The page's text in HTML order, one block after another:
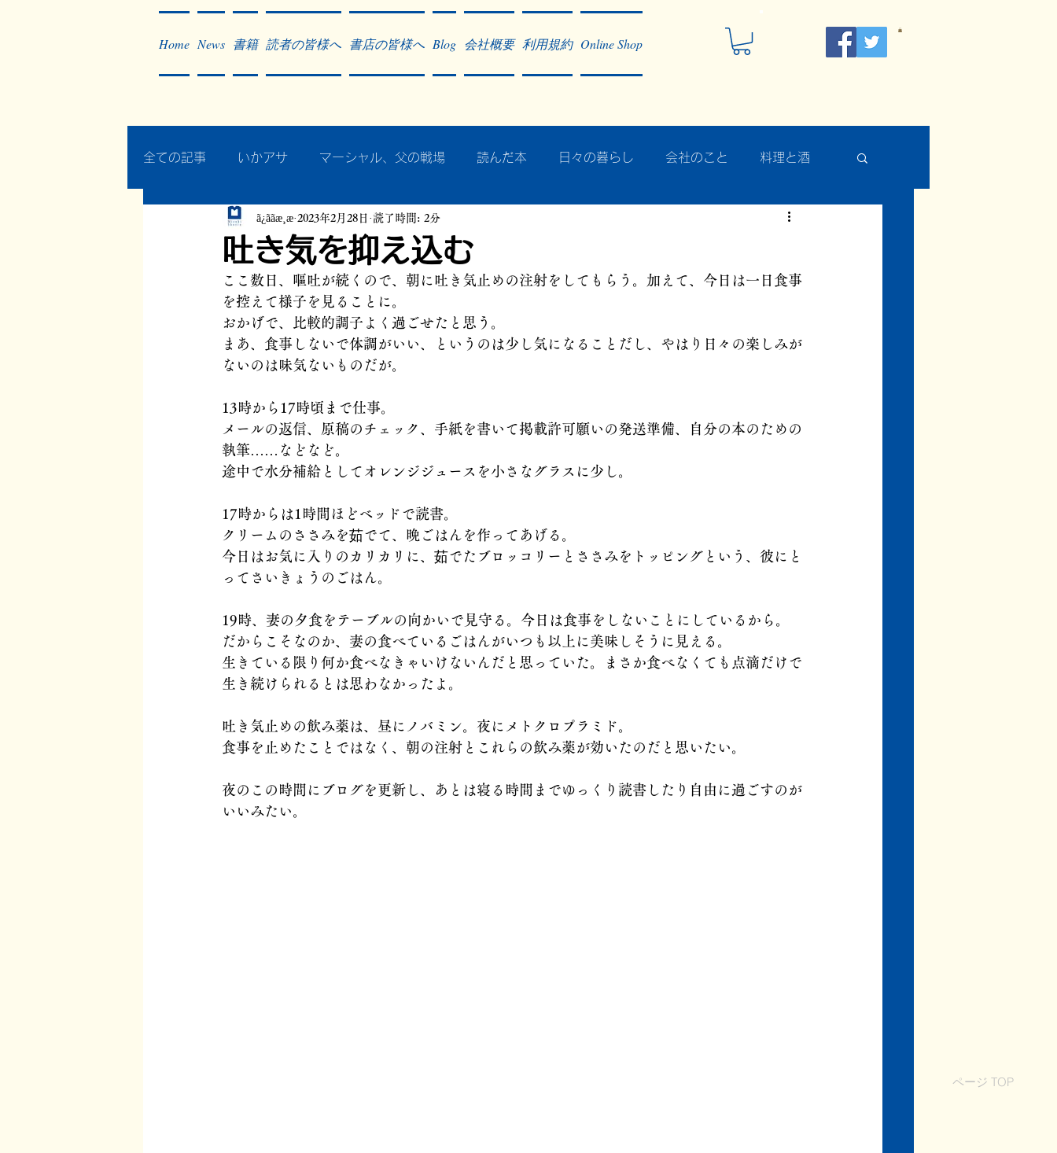
Home News 書籍 読者の皆様へ 書店の皆様へ Blog 会社概要 利用規約 Online Shop
ページ TOP
全ての記事 いかアサ マーシャル、父の戦場 読んだ本 日々の暮らし 会社のこと 料理と酒
秘蔵写真200枚でたどるアジア・太平洋戦争
作った本・作っている本 記事掲載・広告 病気のこと クリーム 往復書簡
吐き気を抑え込む
ã¿ããæ¸æ 2023年2月28日 読了時間: 2分
ここ数日、嘔吐が続くので、朝に吐き気止めの注射をしてもらう。加えて、今日は一日食事
を控えて様子を見ることに。
おかげで、比較的調子よく過ごせたと思う。
まあ、食事しないで体調がいい、というのは少し気になることだし、やはり日々の楽しみが
ないのは味気ないものだが。
13時から17時頃まで仕事。
メールの返信、原稿のチェック、手紙を書いて掲載許可願いの発送準備、自分の本のための
執筆……などなど。
途中で水分補給としてオレンジジュースを小さなグラスに少し。
17時からは1時間ほどベッドで読書。
クリームのささみを茹でて、晩ごはんを作ってあげる。
今日はお気に入りのカリカリに、茹でたブロッコリーとささみをトッピングという、彼にと
ってさいきょうのごはん。
19時、妻の夕食をテーブルの向かいで見守る。今日は食事をしないことにしているから。
だからこそなのか、妻の食べているごはんがいつも以上に美味しそうに見える。
生きている限り何か食べなきゃいけないんだと思っていた。まさか食べなくても点滴だけで
生き続けられるとは思わなかったよ。
吐き気止めの飲み薬は、昼にノバミン。夜にメトクロプラミド。
食事を止めたことではなく、朝の注射とこれらの飲み薬が効いたのだと思いたい。
夜のこの時間にブログを更新し、あとは寝る時間までゆっくり読書したり自由に過ごすのが
いいみたい。